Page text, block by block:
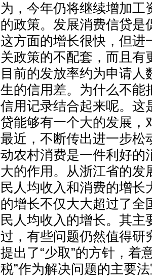
为，今年仍将继续增加
的政策。发展消费信贷是
这方面的增长很快，但进
关政策的不配套，而且
目前的发放率约为申请
生的信用差。为什么不能
信用记录结合起来呢。这
贷能够有一个大的发展，
最近，不断传出进一步松
动农村消费是一件利好的
大的作用。从浙江省的发
民人均收入和消费的增
的增长不仅大大超过了全
民人均收入的增长。其
过，有些问题仍然值得研
提出了“少取”的方针，着
税”作为解决问题的主要